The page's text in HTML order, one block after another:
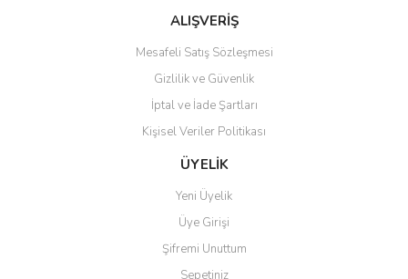
Gönder
ALIŞVERİŞ
Mesafeli Satış Sözleşmesi
Gizlilik ve Güvenlik
İptal ve İade Şartları
Kişisel Veriler Politikası
ÜYELİK
Yeni Üyelik
Üye Girişi
Şifremi Unuttum
Sepetiniz